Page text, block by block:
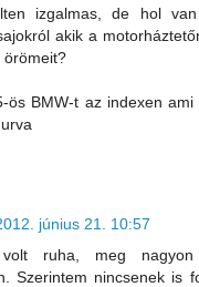
izgalmas, de hol
akik a
örömeit?
ös BMW-t az indexen
június 21. 10:57
ruha, meg nagyon
Szerintem nincsenek is